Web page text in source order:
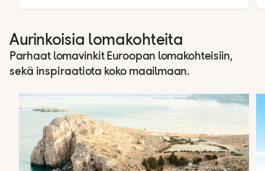
Aurinkoisia lomakohteita
Parhaat lomavinkit Euroopan lomakohteisiin,
sekä inspiraatiota koko maailmaan.